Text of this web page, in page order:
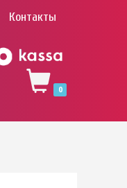
Контакты
0